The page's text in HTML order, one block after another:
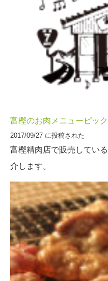
富樫のお肉メニューピッ
2017/09/27 に投稿された
富樫精肉店で販売してい
介します。